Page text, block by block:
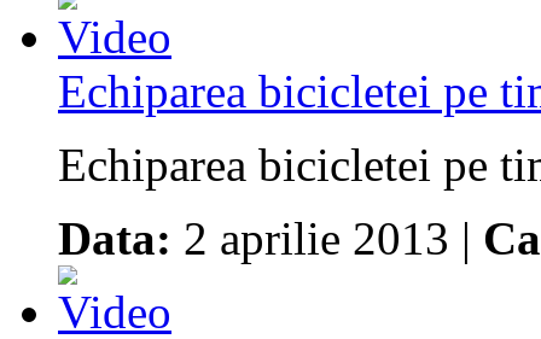
Echiparea bicicletei pe
Echiparea bicicletei pe
Data: 2 aprilie 2013 |